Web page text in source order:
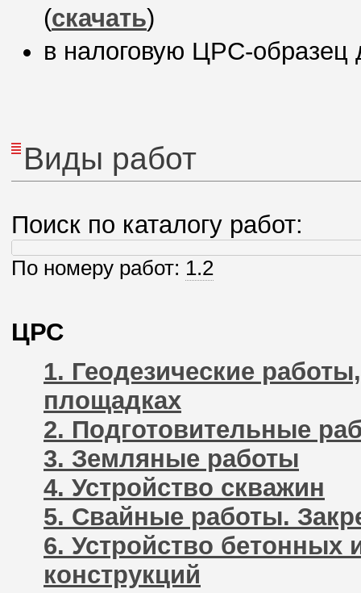
(скачать)
в налоговую ЦРС-образец
Виды работ
Поиск по каталогу работ:
По номеру работ: 1.2
ЦРС
1. Геодезические
площадках
2. Подготовительные
3. Земляные работы
4. Устройство скважин
5. Свайные работы.
6. Устройство
конструкций